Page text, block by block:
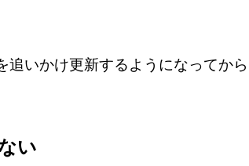
追いかけ更新するようになってから
い